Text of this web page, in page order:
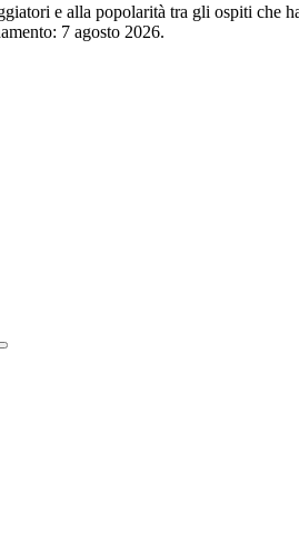
e alla popolarità tra gli ospiti
7 agosto 2026.